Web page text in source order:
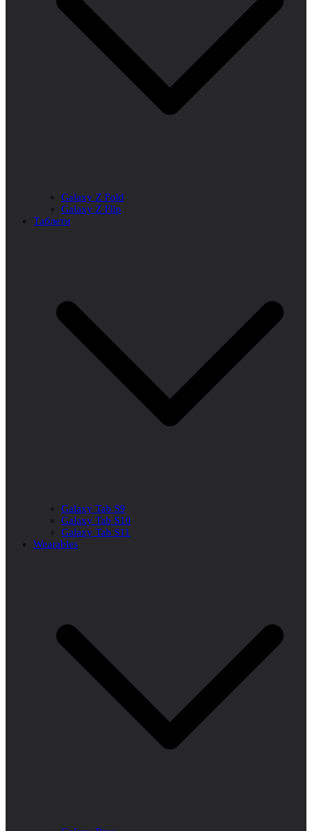
Galaxy Z Fold
Galaxy Z Flip
Таблети
Galaxy Tab S9
Galaxy Tab S10
Galaxy Tab S11
Wearables